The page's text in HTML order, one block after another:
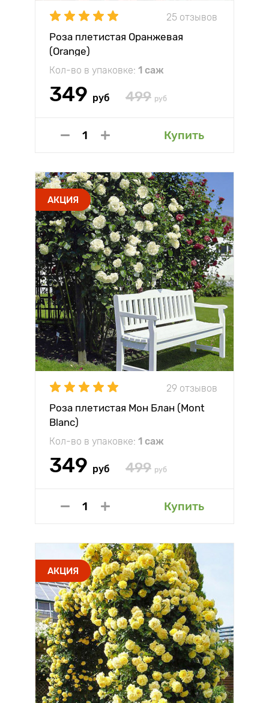
25 отзывов
Роза плетистая Оранжевая
(Orange)
Кол-во в упаковке: 1 саж
349 руб 499 руб
Купить
АКЦИЯ
29 отзывов
Роза плетистая Мон Блан (Mont
Blanc)
Кол-во в упаковке: 1 саж
349 руб 499 руб
Купить
АКЦИЯ